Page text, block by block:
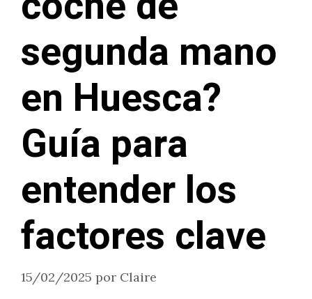
segunda mano
en Huesca?
Guía para
entender los
factores clave
15/02/2025 por Claire